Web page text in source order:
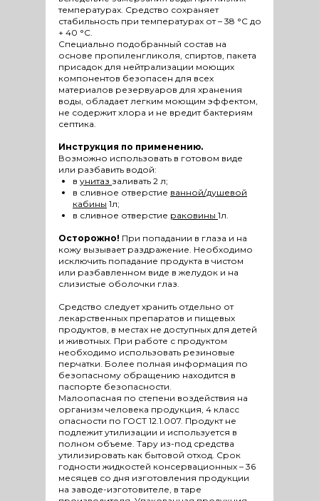
температурах. Средство сохраняет
стабильность при температурах от – 38 °С до
+ 40 °С.
Специально подобранный состав на
основе пропиленгликоля, спиртов, пакета
присадок для нейтрализации моющих
компонентов безопасен для всех
материалов резервуаров для хранения
воды, обладает легким моющим эффектом,
не содержит хлора и не вредит бактериям
септика.
Инструкция по применению.
Возможно использовать в готовом виде
или разбавить водой:
в унитаз заливать 2 л;
в сливное отверстие ванной/душевой
кабины 1л;
в сливное отверстие раковины 1л.
Осторожно! При попадании в глаза и на
кожу вызывает раздражение. Необходимо
исключить попадание продукта в чистом
или разбавленном виде в желудок и на
слизистые оболочки глаз.
Средство следует хранить отдельно от
лекарственных препаратов и пищевых
продуктов, в местах не доступных для детей
и животных. При работе с продуктом
необходимо использовать резиновые
перчатки. Более полная информация по
безопасному обращению находится в
паспорте безопасности.
Малоопасная по степени воздействия на
организм человека продукция, 4 класс
опасности по ГОСТ 12.1.007. Продукт не
подлежит утилизации и используется в
полном объеме. Тару из-под средства
утилизировать как бытовой отход. Срок
годности жидкостей консервационных – 36
месяцев со дня изготовления продукции
на заводе-изготовителе, в таре